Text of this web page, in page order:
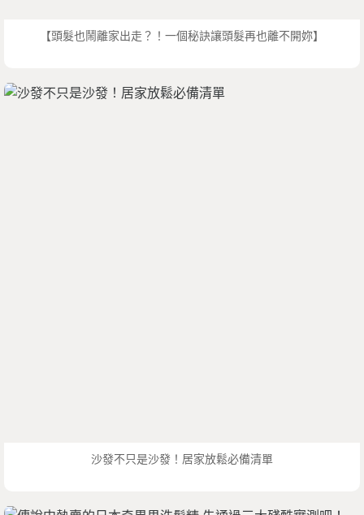
【頭髮也鬧離家出走？！一個秘訣讓頭髮再也離不開妳】
沙發不只是沙發！居家放鬆必備清單